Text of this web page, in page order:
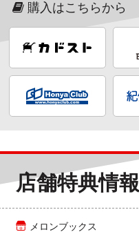
購入はこちらから
店舗特典情報
メロンブックス